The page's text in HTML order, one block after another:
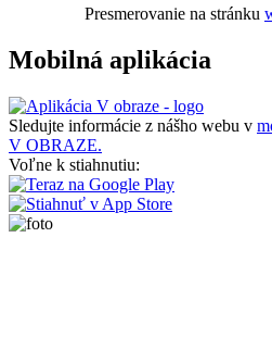
Presmerovanie na stránku
Mobilná aplikácia
Sledujte informácie z nášho webu v
V OBRAZE.
Voľne k stiahnutiu: